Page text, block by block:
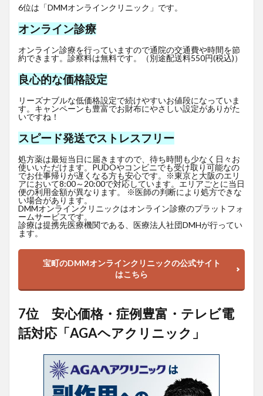
6位は「DMMオンラインクリニック」です。
オンライン診療
オンライン診療を行っていますので通院の交通費や時間を節
約できます。診察料は無料です。（別途配送料550円(税込)）
良心的な価格設定
リーズナブルな低価格設定で続けやすいお値段になっていま
す。キャンペーンも豊富でお財布にやさしい設定がありがた
いですね！
スピード発送でストレスフリー
処方薬は最短当日に届きますので、待ち時間も少なく日々お
使いいただけます。PUDOやコンビニでも受け取り可能なの
でお仕事帰りが遅くなる方も安心です。※東京と大阪のエリ
アにおいて8:00～20:00で対応しています。エリアごとに当日
便の利用金額が異なります。 ※医師の判断により処方できな
い場合があります。
DMMオンラインクリニックはオンライン診療のプラットフォ
ームサービスです。
診療は提携先医療機関である、医療法人社団DMHが行ってい
ます。
宝町のDMMオンラインクリニックの公式サイト
はこちら
7位 安心価格・症例豊富・テレビ電
話対応「AGAヘアクリニック」